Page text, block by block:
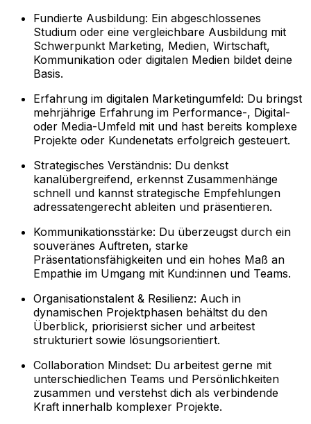
Fundierte Ausbildung: Ein abgeschlossenes
Studium oder eine vergleichbare Ausbildung mit
Schwerpunkt Marketing, Medien, Wirtschaft,
Kommunikation oder digitalen Medien bildet deine
Basis.
Erfahrung im digitalen Marketingumfeld: Du bringst
mehrjährige Erfahrung im Performance-, Digital-
oder Media-Umfeld mit und hast bereits komplexe
Projekte oder Kundenetats erfolgreich gesteuert.
Strategisches Verständnis: Du denkst
kanalübergreifend, erkennst Zusammenhänge
schnell und kannst strategische Empfehlungen
adressatengerecht ableiten und präsentieren.
Kommunikationsstärke: Du überzeugst durch ein
souveränes Auftreten, starke
Präsentationsfähigkeiten und ein hohes Maß an
Empathie im Umgang mit Kund:innen und Teams.
Organisationstalent & Resilienz: Auch in
dynamischen Projektphasen behältst du den
Überblick, priorisierst sicher und arbeitest
strukturiert sowie lösungsorientiert.
Collaboration Mindset: Du arbeitest gerne mit
unterschiedlichen Teams und Persönlichkeiten
zusammen und verstehst dich als verbindende
Kraft innerhalb komplexer Projekte.